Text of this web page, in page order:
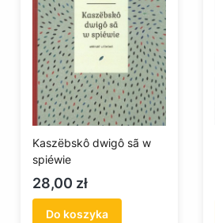
Kaszëbskô dwigô sã w
spiéwie
Cena
28,00 zł
Do koszyka